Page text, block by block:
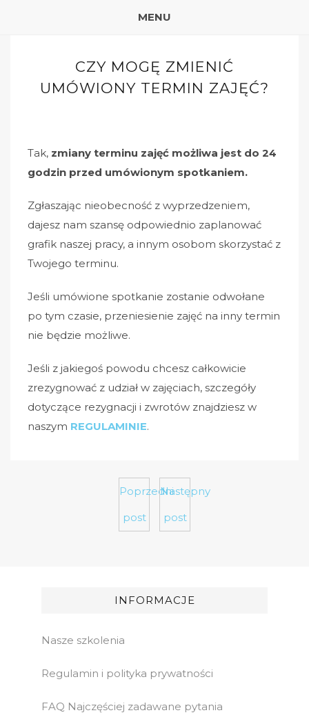
MENU
CZY MOGĘ ZMIENIĆ
UMÓWIONY TERMIN ZAJĘĆ?
Tak, zmiany terminu zajęć możliwa jest do 24
godzin przed umówionym spotkaniem.
Zgłaszając nieobecność z wyprzedzeniem,
dajesz nam szansę odpowiednio zaplanować
grafik naszej pracy, a innym osobom skorzystać z
Twojego terminu.
Jeśli umówione spotkanie zostanie odwołane
po tym czasie, przeniesienie zajęć na inny termin
nie będzie możliwe.
Jeśli z jakiegoś powodu chcesz całkowicie
zrezygnować z udział w zajęciach, szczegóły
dotyczące rezygnacji i zwrotów znajdziesz w
naszym REGULAMINIE.
Poprzedni
post
Następny
post
INFORMACJE
Nasze szkolenia
Regulamin i polityka prywatności
FAQ Najczęściej zadawane pytania